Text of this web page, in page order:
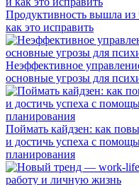
Продуктивность вышла из
как это исправить
Неэффективное
основные угрозы для
Поймать кайдзен: как
и достичь успеха с
планирования